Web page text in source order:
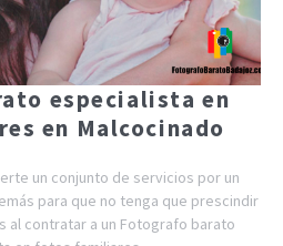
especialista en
en Malcocinado
un conjunto de servicios por un
para que no tenga que prescindir
al contratar a un Fotografo barato